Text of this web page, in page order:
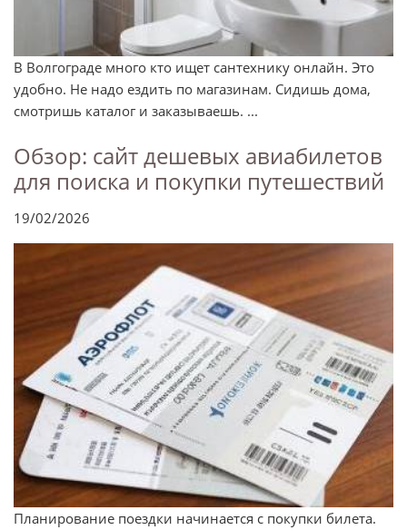
В Волгограде много кто ищет сантехнику онлайн. Это
удобно. Не надо ездить по магазинам. Сидишь дома,
смотришь каталог и заказываешь. ...
Обзор: сайт дешевых авиабилетов
для поиска и покупки путешествий
19/02/2026
Планирование поездки начинается с покупки билета.